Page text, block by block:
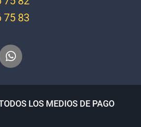
75 83
LOS MEDIOS DE PAGO